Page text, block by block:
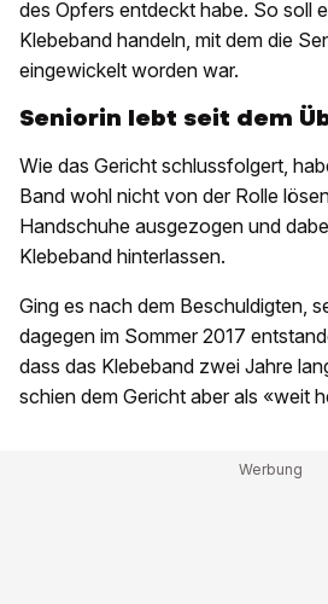
des Opfers entdeckt habe. So soll
Klebeband handeln, mit dem die
eingewickelt worden war.
Seniorin lebt seit dem
Wie das Gericht schlussfolgert,
Band wohl nicht von der Rolle
Handschuhe ausgezogen und
Klebeband hinterlassen.
Ging es nach dem Beschuldigten,
dagegen im Sommer 2017
dass das Klebeband zwei Jahre
schien dem Gericht aber als «weit